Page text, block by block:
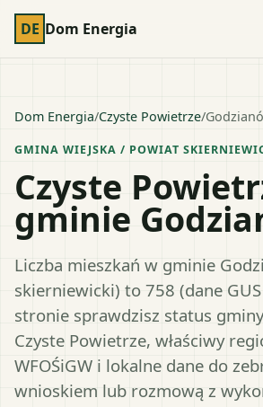
DE Dom Energia
Dom Energia/Czyste Powietrze/
GMINA WIEJSKA / POWIAT
Czyste
gminie
Liczba mieszkań w gminie
skierniewicki) to 758 (dane
stronie sprawdzisz status
Czyste Powietrze, właściwy
WFOŚiGW i lokalne dane do
wnioskiem lub rozmową z